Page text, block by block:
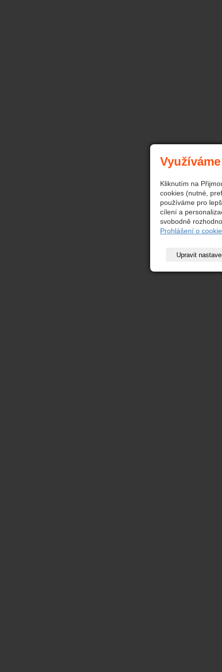
Kliknutím na
cookies (nutné,
používáme pro
cílení a
svobodně
Prohlášení o
Upravit